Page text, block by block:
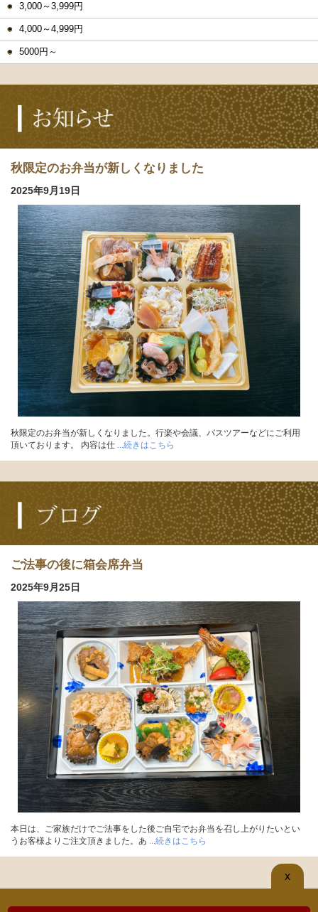
3,000～3,999円
4,000～4,999円
5000円～
秋限定のお弁当が新しくなりました
2025年9月19日
秋限定のお弁当が新しくなりました。行楽や会議、バスツアーなどにご利用
頂いております。 内容は仕
...続きはこちら
ご法事の後に箱会席弁当
2025年9月25日
本日は、ご家族だけでご法事をした後ご自宅でお弁当を召し上がりたいとい
うお客様よりご注文頂きました。あ ...続きはこちら
x